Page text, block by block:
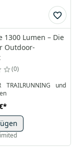
1300 Lumen – Die
Outdoor-
0
TRAILRUNNING und
*